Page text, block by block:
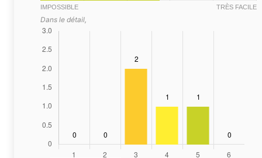
IMPOSSIBLE TRÈS FACILE
Dans le détail,